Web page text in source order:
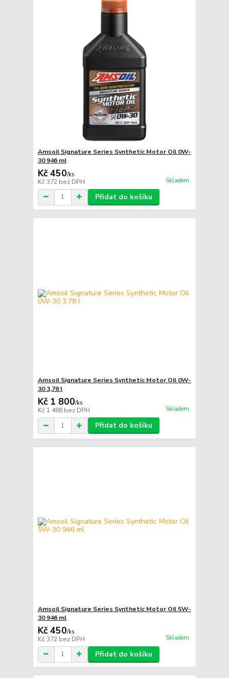
Amsoil Signature Series Synthetic Motor Oil 0W-
30 946 ml
Kč 450/ks
Kč 372 bez DPH Skladem
Přidat do košíku
Amsoil Signature Series Synthetic Motor Oil 0W-
30 3,78 l
Kč 1 800/ks
Kč 1 488 bez DPH Skladem
Přidat do košíku
Amsoil Signature Series Synthetic Motor Oil 5W-
30 946 ml
Kč 450/ks
Kč 372 bez DPH Skladem
Přidat do košíku